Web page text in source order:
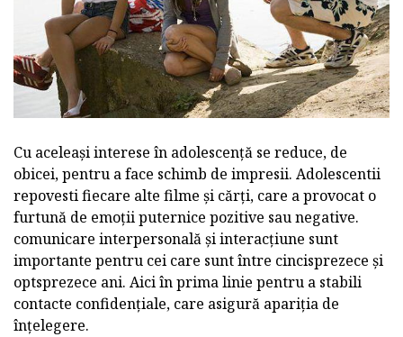
Cu aceleași interese în adolescență se reduce, de
obicei, pentru a face schimb de impresii. Adolescentii
repovesti fiecare alte filme și cărți, care a provocat o
furtună de emoții puternice pozitive sau negative.
comunicare interpersonală și interacțiune sunt
importante pentru cei care sunt între cincisprezece și
optsprezece ani. Aici în prima linie pentru a stabili
contacte confidențiale, care asigură apariția de
înțelegere.